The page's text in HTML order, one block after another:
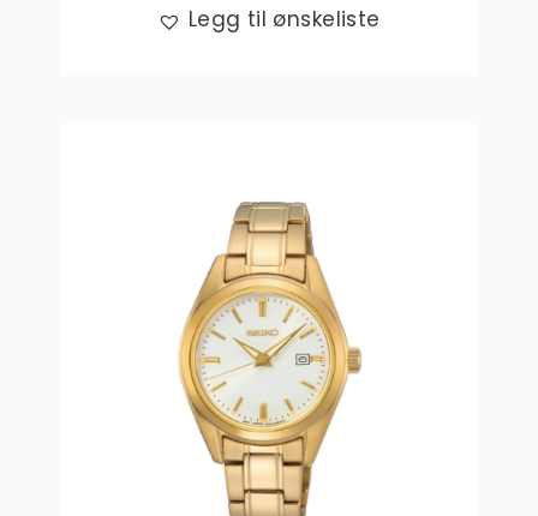
Legg til ønskeliste